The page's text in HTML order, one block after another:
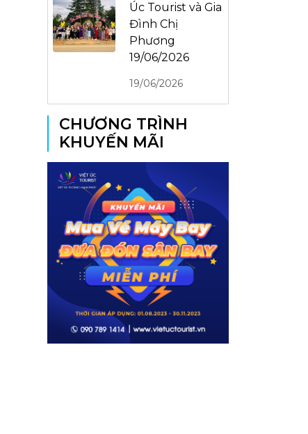
Úc Tourist và Gia
Đình Chị
Phương
19/06/2026
19/06/2026
CHƯƠNG TRÌNH
KHUYẾN MÃI